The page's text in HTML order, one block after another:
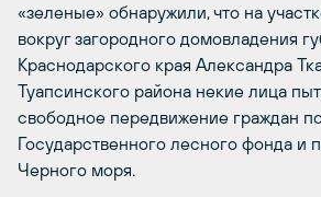
«зеленые» обнаружили, что на
вокруг загородного домовладения
Краснодарского края Александра
Туапсинского района некие лица
свободное передвижение граждан
Государственного лесного фонда и
Черного моря.